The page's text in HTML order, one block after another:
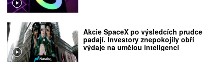
Akcie SpaceX po výsledcích prudce
padají. Investory znepokojily obří
výdaje na umělou inteligenci